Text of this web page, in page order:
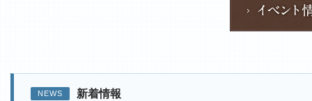
NEWS 新着情報